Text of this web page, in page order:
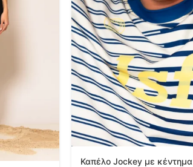
Καπέλο Jockey με κέντημα